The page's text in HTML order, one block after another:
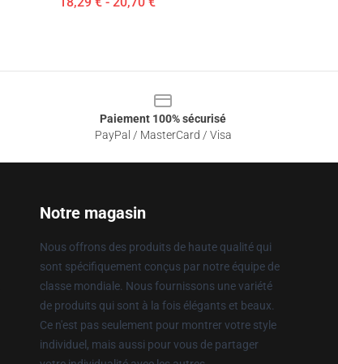
Paiement 100% sécurisé
PayPal / MasterCard / Visa
Notre magasin
Nous offrons des produits de haute qualité qui
sont spécifiquement conçus par notre équipe de
classe mondiale. Nous fournissons une variété
de produits qui sont à la fois élégants et beaux.
Ce n'est pas seulement pour montrer votre style
individuel, mais aussi pour vous de partager